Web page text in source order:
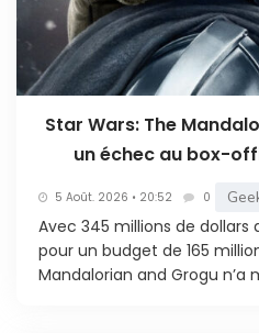
Star Wars: The
un échec au box-
5 Août. 2026 • 20:52 0
Avec 345 millions de
pour un budget de 165
Mandalorian and Grogu n’a